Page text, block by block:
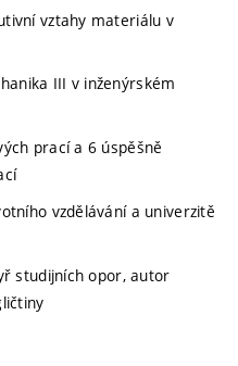
vztahy materiálu v
III v inženýrském
prací a 6 úspěšně
vzdělávání a univerzitě
studijních opor, autor